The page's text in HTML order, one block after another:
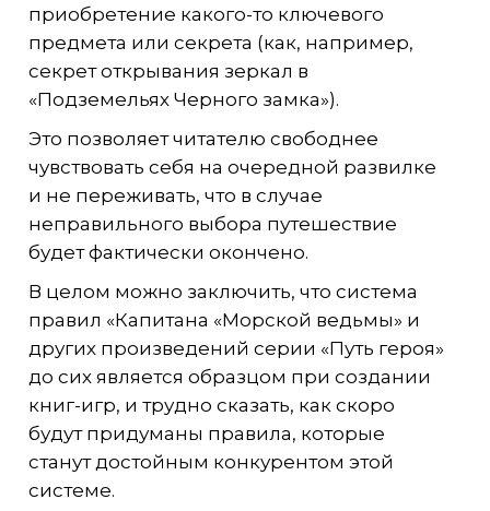
приобретение какого-то ключевого
предмета или секрета (как, например,
секрет открывания зеркал в
«Подземельях Черного замка»).
Это позволяет читателю свободнее
чувствовать себя на очередной развилке
и не переживать, что в случае
неправильного выбора путешествие
будет фактически окончено.
В целом можно заключить, что система
правил «Капитана «Морской ведьмы» и
других произведений серии «Путь героя»
до сих является образцом при создании
книг-игр, и трудно сказать, как скоро
будут придуманы правила, которые
станут достойным конкурентом этой
системе.